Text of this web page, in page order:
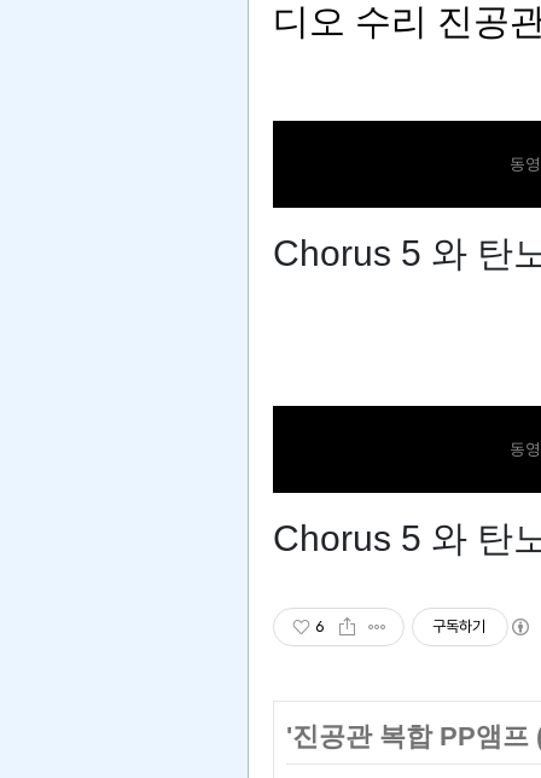
디오 수리 진공
동
Chorus 5 와 탄
동
Chorus 5 와 탄
6 구독하기
'진공관 복합 PP앰프